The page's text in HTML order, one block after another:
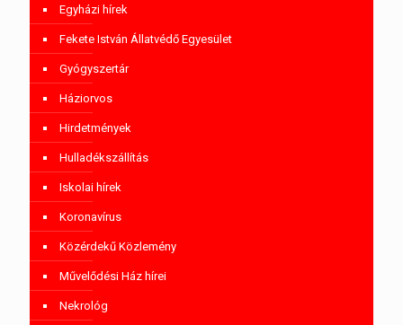
Egyházi hírek
Fekete István Állatvédő Egyesület
Gyógyszertár
Háziorvos
Hirdetmények
Hulladékszállítás
Iskolai hírek
Koronavírus
Közérdekű Közlemény
Művelődési Ház hírei
Nekrológ